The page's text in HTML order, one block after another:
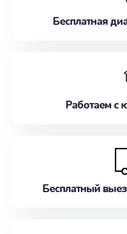
Бесплатная
Работаем с
Бесплатный